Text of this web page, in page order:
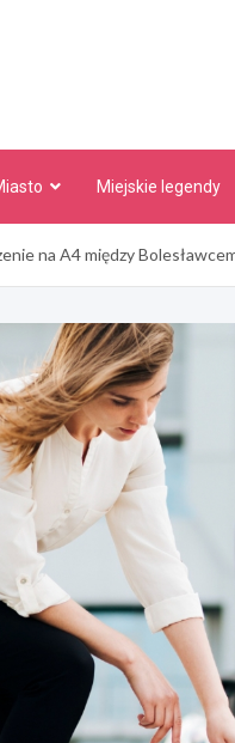
Miejskie legendy
na A4 między